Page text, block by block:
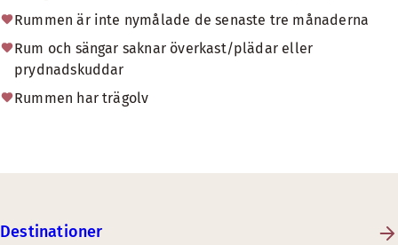
Rummen är inte nymålade de senaste tre månaderna
Rum och sängar saknar överkast/plädar eller
prydnadskuddar
Rummen har trägolv
Destinationer